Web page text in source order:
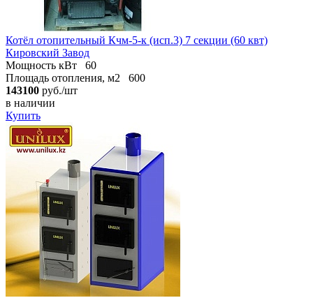
Котёл отопительный Кчм-5-к (исп.3) 7 секции (60 квт)
Кировский Завод
Мощность кВт
60
Площадь отопления, м2
600
143100 руб./шт
в наличии
Купить